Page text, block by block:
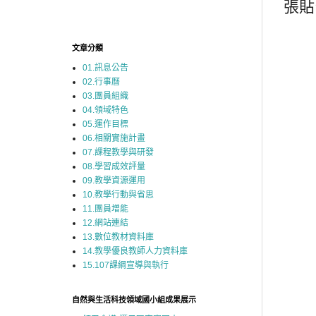
張
文章分類
01.訊息公告
02.行事曆
03.團員組織
04.領域特色
05.運作目標
06.相關實施計畫
07.課程教學與研發
08.學習成效評量
09.教學資源運用
10.教學行動與省思
11.團員增能
12.網站連結
13.數位教材資料庫
14.教學優良教師人力資料庫
15.107課綱宣導與執行
自然與生活科技領域國小組成果展示